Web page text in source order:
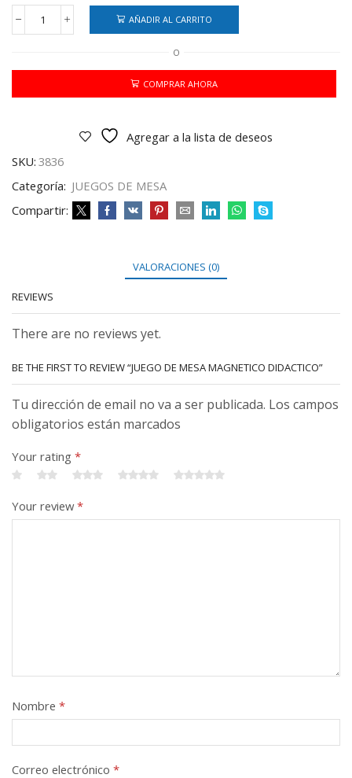
JUEGO
DE
MAGNETICO
cantidad
AÑADIR AL CARRITO
O
COMPRAR AHORA
Agregar a la lista de deseos
SKU: 3836
Categoría: JUEGOS DE MESA
Compartir:
VALORACIONES (0)
REVIEWS
There are no reviews yet.
BE THE FIRST TO REVIEW “JUEGO DE MESA MAGNETICO DIDACTICO”
Tu dirección de email no va a ser publicada. Los campos
obligatorios están marcados
Your rating *
Your review*
Nombre *
Correo electrónico *